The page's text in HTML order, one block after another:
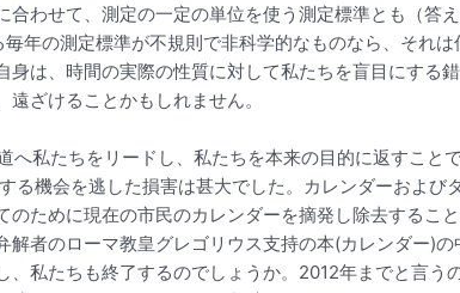
わせて、測定の一定の単位を使う測定標準とも（答
年の測定標準が不規則で非科学的なものなら、それ
は、時間の実際の性質に対して私たちを盲目にする
ざけることかもしれません。
私たちをリードし、私たちを本来の目的に返すこと
機会を逃した損害は甚大でした。カレンダーおよび
ために現在の市民のカレンダーを摘発し除去するこ
者のローマ教皇グレゴリウス支持の本(カレンダー)
私たちも終了するのでしょうか。2012年までと言う